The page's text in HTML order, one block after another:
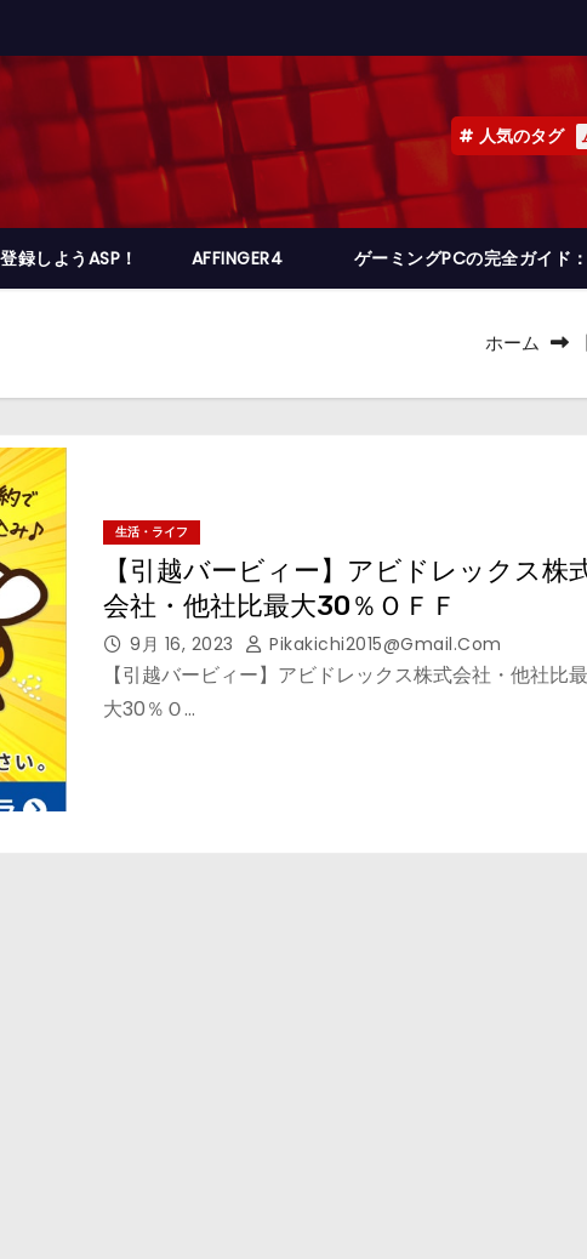
人気のタグ
登録しようASP！ AFFINGER4 ゲーミングPCの完全ガイド
ホーム
生活・ライフ
【引越バービィー】アビドレックス株
会社・他社比最大30％ＯＦＦ
9月 16, 2023 Pikakichi2015@gmail.com
【引越バービィー】アビドレックス株式会社・他社比最
大30％Ｏ…